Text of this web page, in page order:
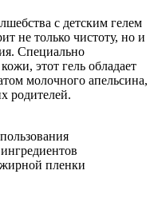
с детским гелем
не только чистоту, но и
Специально
этот гель обладает
молочного апельсина,
родителей.
жирной пленки